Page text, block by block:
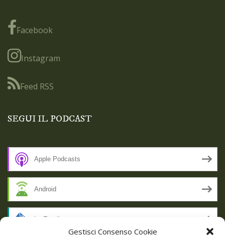
Gestisci Consenso Cookie
Facebook
Instagram
Feed RSS
SEGUI IL PODCAST
Apple Podcasts
Android
by Email